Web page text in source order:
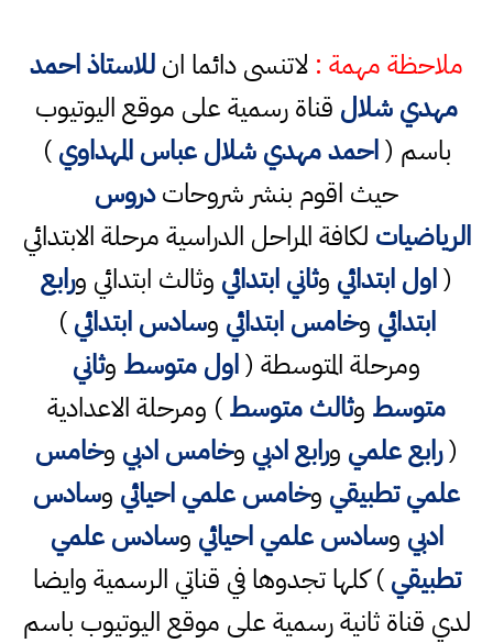
ملاحظة مهمة : لاتنسى دائما انللاستاذ احمد
مهدي شلال قناة رسمية على موقع اليوتيوب
باسم (احمد مهدي شلال عباس المهداوي)
حيث اقوم بنشر شروحاتدروس
الرياضيات لكافة المراحل الدراسية مرحلة الابتدائي
(اول ابتدائي وثاني ابتدائي وثالث ابتدائي ورابع
ابتدائي وخامس ابتدائي وسادس ابتدائي)
ومرحلة المتوسطة (اول متوسط وثاني
متوسط وثالث متوسط) ومرحلة الاعدادية
(رابع علمي ورابع ادبي وخامس ادبي وخامس
علمي تطبيقي وخامس علمي احيائي وسادس
ادبي وسادس علمي احيائي وسادس علمي
تطبيقي) كلها تجدوها في قناتي الرسمية وايضا
لدي قناة ثانية رسمية على موقع اليوتيوب باسم